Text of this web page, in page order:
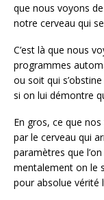
que nous voyons
notre cerveau qui
C’est là que nous
programmes
ou soit qui
si on lui démontre
En gros, ce que
par le cerveau qui
paramètres que
mentalement on le
pour absolue vérité